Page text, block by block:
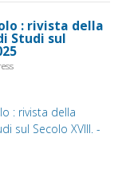
: rivista della
Studi sul
: rivista della
sul Secolo XVIII. -